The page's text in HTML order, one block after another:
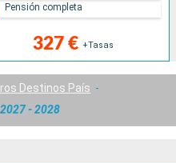
327 € +Tasas
Pensión completa
Destinos País
- 2028